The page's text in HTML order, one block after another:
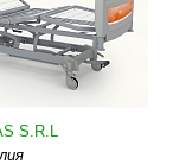
S.R.L